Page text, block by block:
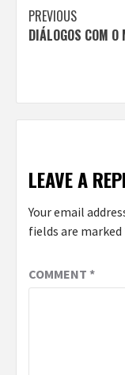
Continue
Reading
PREVIOUS
DIÁLOGOS COM
LEAVE A
Your email
fields are marked
COMMENT *